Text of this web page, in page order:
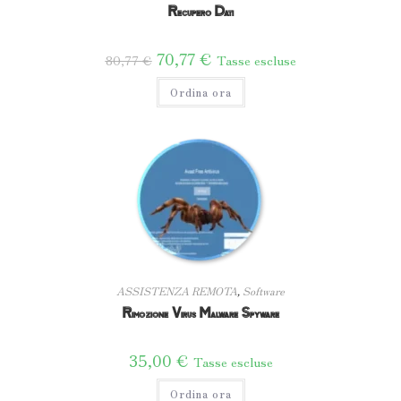
Recupero Dati
80,77€ Il
prezzo
originale
era:
80,77 €.
70,77€ Il
prezzo
attuale
è:
70,77 €.
Tasse escluse
Ordina ora
ASSISTENZA REMOTA, Software
Rimozione Virus Malware Spyware
35,00 € Tasse escluse
Ordina ora